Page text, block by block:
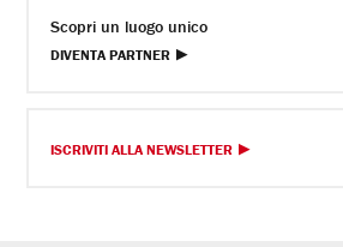
Scopri un luogo unico
DIVENTA PARTNER
ISCRIVITI ALLA NEWSLETTER